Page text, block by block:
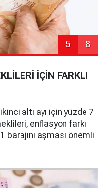
5 8
İÇİN FARKLI
altı ayı için yüzde 7
enflasyon farkı
barajını aşması önemli